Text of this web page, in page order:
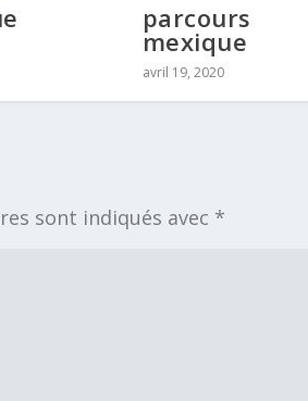
parcours
mexique
avril 19, 2020
sont indiqués avec *